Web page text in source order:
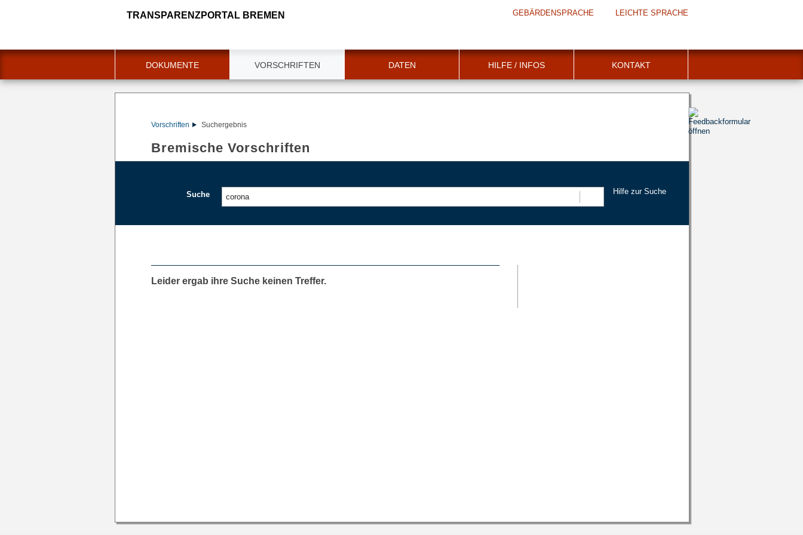
TRANSPARENZPORTAL BREMEN GEBÄRDENSPRACHE LEICHTE SPRACHE
DOKUMENTE VORSCHRIFTEN DATEN HILFE / INFOS KONTAKT
Vorschriften Suchergebnis
Bremische Vorschriften
Suche
Hilfe zur Suche
Leider ergab ihre Suche keinen Treffer.